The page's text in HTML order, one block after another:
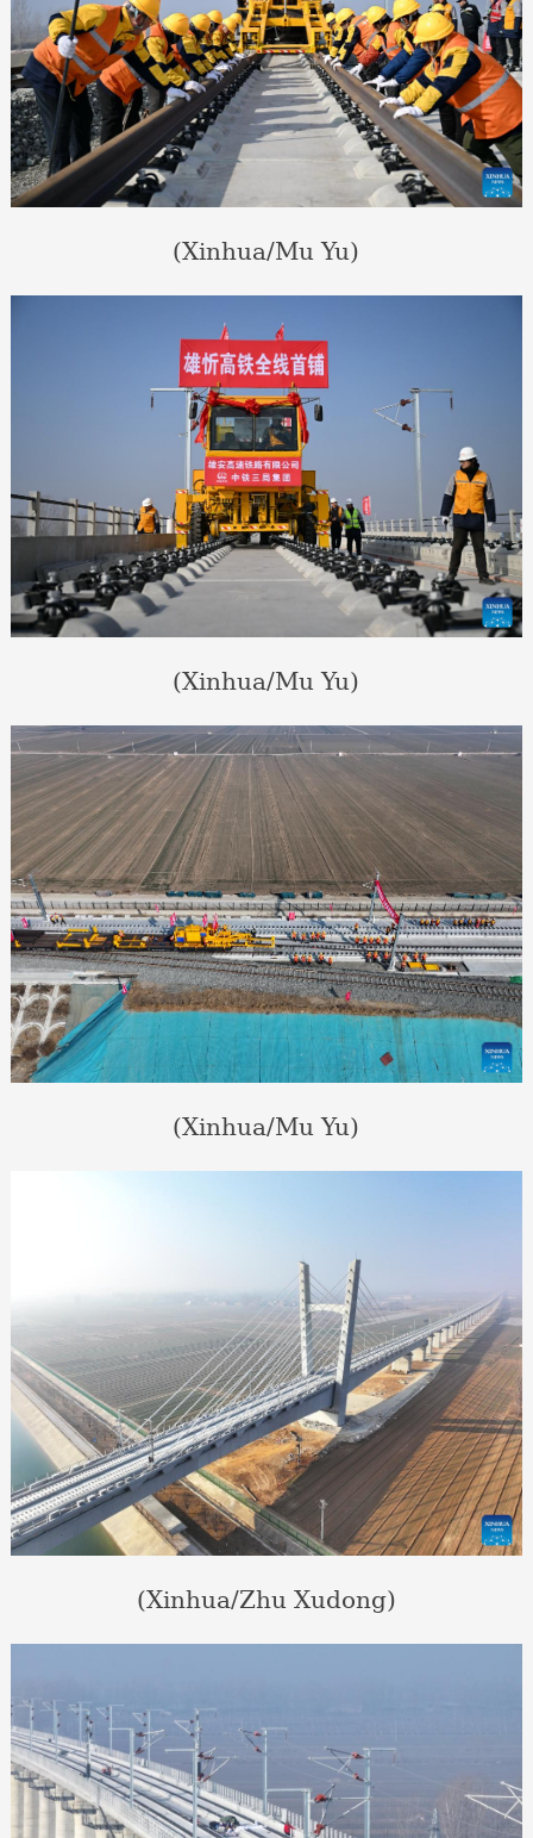
(Xinhua/Mu Yu)
(Xinhua/Mu Yu)
(Xinhua/Mu Yu)
(Xinhua/Zhu Xudong)